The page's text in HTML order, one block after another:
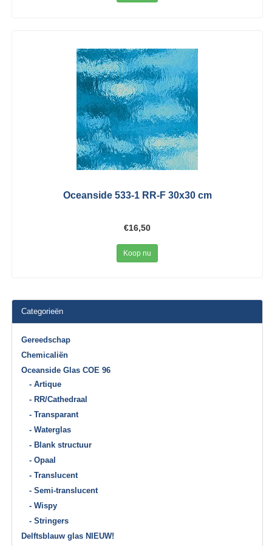
Oceanside 533-1 RR-F 30x30 cm
€16,50
Koop nu
Categorieën
Gereedschap
Chemicaliën
Oceanside Glas COE 96
- Artique
- RR/Cathedraal
- Transparant
- Waterglas
- Blank structuur
- Opaal
- Translucent
- Semi-translucent
- Wispy
- Stringers
Delftsblauw glas NIEUW!